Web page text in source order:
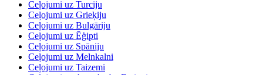
Ceļojumi uz Turciju
Ceļojumi uz Grieķiju
Ceļojumi uz Bulgāriju
Ceļojumi uz Ēģipti
Ceļojumi uz Spāniju
Ceļojumi uz Melnkalni
Ceļojumi uz Taizemi